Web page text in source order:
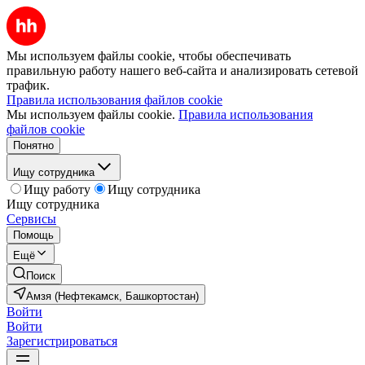
Мы используем файлы cookie, чтобы обеспечивать
правильную работу нашего веб-сайта и анализировать сетевой
трафик.
Правила использования файлов cookie
Мы используем файлы cookie. Правила использования
файлов cookie
Понятно
Ищу сотрудника
Ищу работу
Ищу сотрудника
Ищу сотрудника
Сервисы
Помощь
Ещё
Поиск
Амзя (Нефтекамск, Башкортостан)
Войти
Войти
Зарегистрироваться